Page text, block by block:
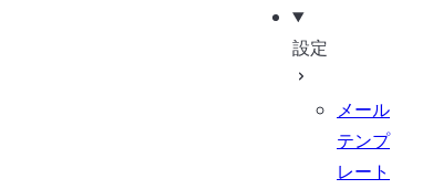
設定
メール
テンプ
レート